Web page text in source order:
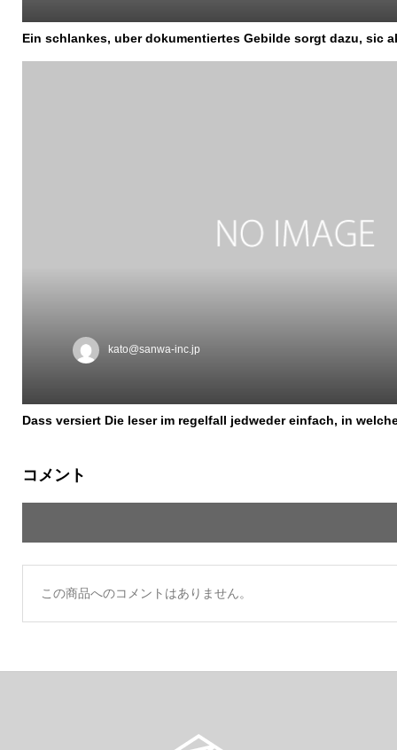
Ein schlankes, uber dokumentiertes Gebilde sorgt dazu, sic
kato@sanwa-inc.jp
Dass versiert Die leser im regelfall jedweder einfach, in
コメント
この商品へのコメントはありません。